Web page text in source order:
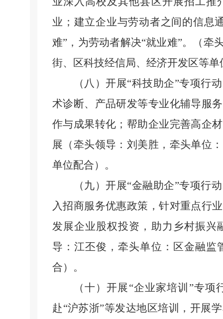
业；建立企业与劳动者之间的信息
难”，为劳动者解决“就业难”。（牵
街、区科技经信局、经济开发区等单
（八）开展“科技助企”专项行
术诊断、产品研发等专业化辅导服
作与成果转化；帮助企业完善高企
展（牵头领导：刘美胜，牵头单位
单位配合）。
（九）开展“金融助企”专项行
入招商服务优惠政策，针对重点行
发展企业股权投资，助力乡村振兴
导：江丕俊，牵头单位：区金融
合）。
（十）开展“企业家培训”专项
赴“沪苏浙”等发达地区培训，开展